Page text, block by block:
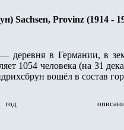
Sachsen, Provinz (1914 -
деревня в Германии, в
1054 человека (на 31
вошёл в состав
год